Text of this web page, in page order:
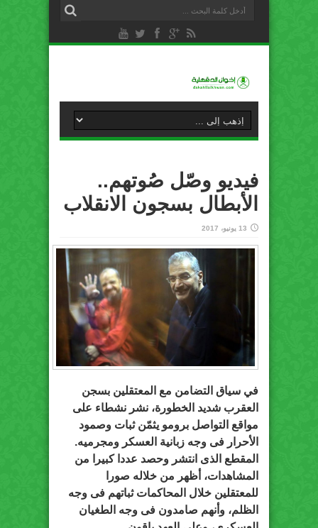
فيديو وصّل صُوتهم..
الأبطال بسجون الانقلاب
13 يونيو، 2017
في سياق التضامن مع المعتقلين بسجن
العقرب شديد الخطورة، نشر نشطاء على
مواقع التواصل برومو يثمّن ثبات وصمود
الأحرار فى وجه زبانية العسكر ومجرميه.
المقطع الذى انتشر وحصد عددا كبيرا من
المشاهدات، أظهر من خلاله صورا
للمعتقلين خلال المحاكمات ثباتهم فى وجه
الظلم، وأنهم صامدون فى وجه الطغيان